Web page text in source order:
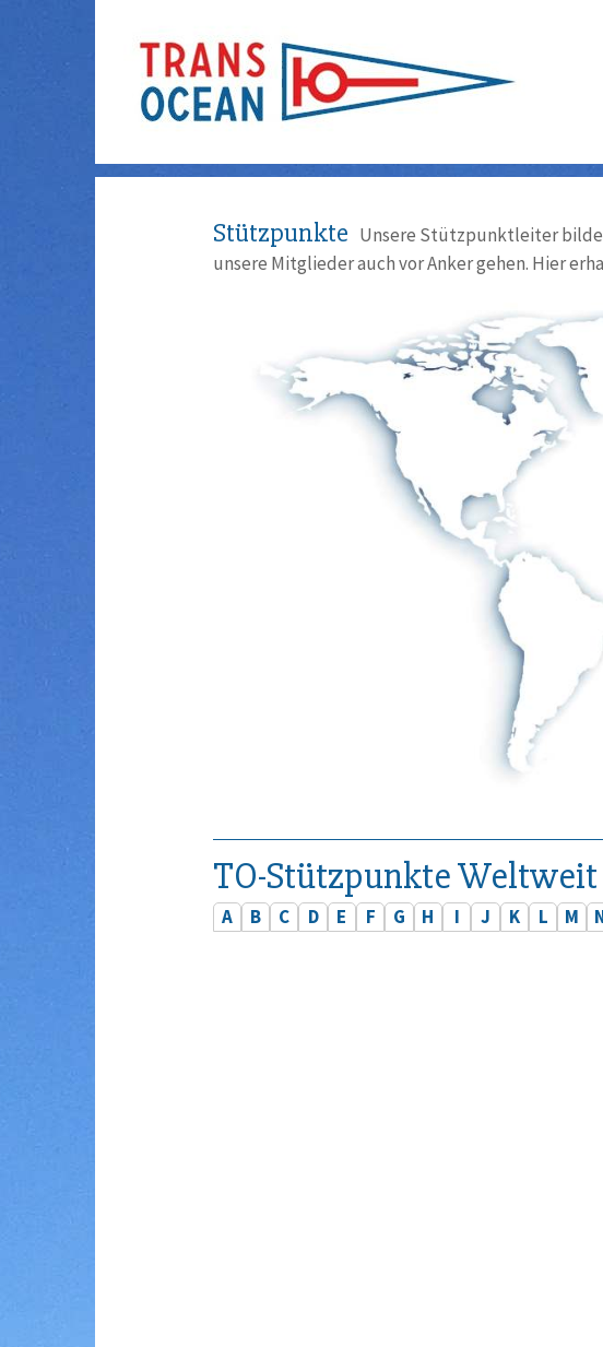
Stützpunkte Unsere Stützpunktleiter
unsere Mitglieder auch vor Anker gehen. Hier
TO-Stützpunkte Weltweit
A B C D E F G H I J K L M